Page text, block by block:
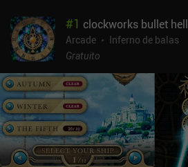
#1 clockworks bullet hell
Arcade
Inferno de balas
Gratuito